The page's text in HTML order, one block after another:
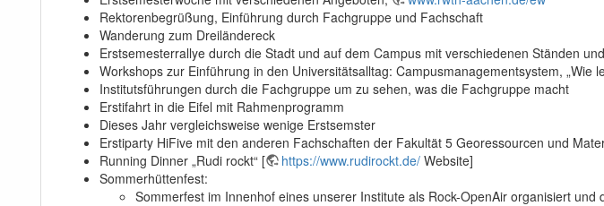
Rektorenbegrüßung, Einführung durch Fachgruppe und Fachschaft
Wanderung zum Dreiländereck
Erstsemesterrallye durch die Stadt und auf dem Campus mit verschiedenen Ständen
Workshops zur Einführung in den Universitätsalltag: Campusmanagementsystem, „Wie
Institutsführungen durch die Fachgruppe um zu sehen, was die Fachgruppe macht
Erstifahrt in die Eifel mit Rahmenprogramm
Dieses Jahr vergleichsweise wenige Erstsemster
Erstiparty HiFive mit den anderen Fachschaften der Fakultät 5 Georessourcen und
Running Dinner „Rudi rockt“ [
https://www.rudirockt.de/ Website]
Sommerhüttenfest:
Sommerfest im Innenhof eines unserer Institute als Rock-OpenAir organisiert und